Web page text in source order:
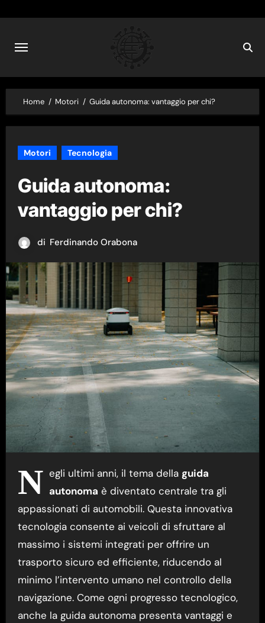
content
Home Motori Guida autonoma: vantaggio per chi?
Motori Tecnologia
Guida autonoma:
vantaggio per chi?
di Ferdinando Orabona
N egli ultimi anni, il tema della guida
autonoma è diventato centrale tra gli
appassionati di automobili. Questa innovativa
tecnologia consente ai veicoli di sfruttare al
massimo i sistemi integrati per offrire un
trasporto sicuro ed efficiente, riducendo al
minimo l’intervento umano nel controllo della
navigazione. Come ogni progresso tecnologico,
anche la guida autonoma presenta vantaggi e